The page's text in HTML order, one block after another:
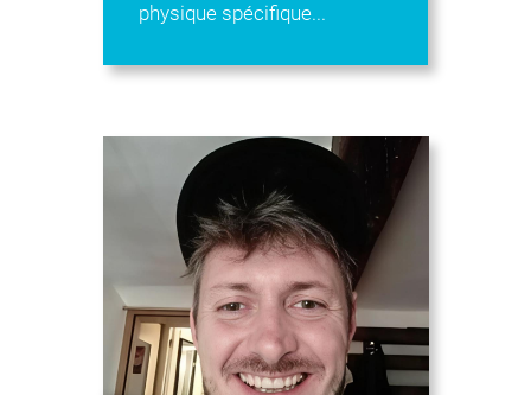
physique spécifique...